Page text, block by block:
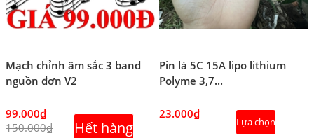
Mạch chỉnh âm sắc 3 band
nguồn đơn V2
99.000₫
150.000₫
Hết hàng
Pin lá 5C 15A lipo lithium
Polyme 3,7...
23.000₫
Lựa chọn